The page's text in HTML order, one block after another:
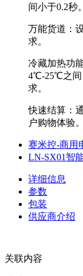
间小于0.2秒。
万能货道‌：
求。
冷藏加热功
4℃-25℃之间
求。
快速结算‌：
户购物体验。
赛米控-商用
LN-SX01智
详细信息
参数
包装
供应商介绍
关联内容